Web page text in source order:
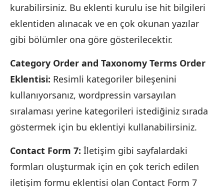
kurabilirsiniz. Bu eklenti kurulu ise hit bilgileri
eklentiden alınacak ve en çok okunan yazılar
gibi bölümler ona göre gösterilecektir.
Category Order and Taxonomy Terms Order
Eklentisi: Resimli kategoriler bileşenini
kullanıyorsanız, wordpressin varsayılan
sıralaması yerine kategorileri istediğiniz sırada
göstermek için bu eklentiyi kullanabilirsiniz.
Contact Form 7: İletişim gibi sayfalardaki
formları oluşturmak için en çok terich edilen
iletişim formu eklentisi olan Contact Form 7